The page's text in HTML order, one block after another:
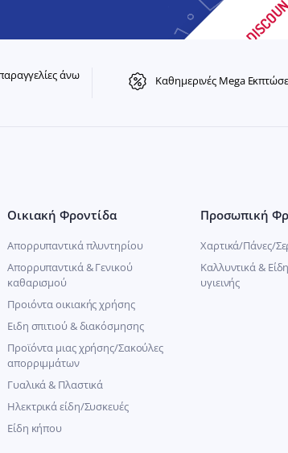
άνω
Καθημερινές Mega
Οικιακή Φροντίδα
Απορρυπαντικά πλυντηρίου
Απορρυπαντικά & Γενικού
καθαρισμού
Προιόντα οικιακής χρήσης
Ειδη σπιτιού & διακόσμησης
Προϊόντα μιας χρήσης/Σακούλες
απορριμμάτων
Γυαλικά & Πλαστικά
Ηλεκτρικά είδη/Συσκευές
Είδη κήπου
Προσωπική
Χαρτικά/Πάνες/
Καλλυντικά &
υγιεινής